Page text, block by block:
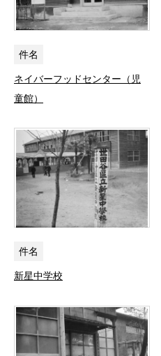
件名
ネイバーフッドセンター（児
童館）
件名
新星中学校